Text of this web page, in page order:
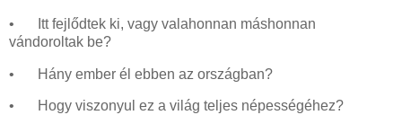
•
Itt fejlődtek ki, vagy valahonnan máshonnan
vándoroltak be?
• Hány ember él ebben az országban?
• Hogy viszonyul ez a világ teljes népességéhez?